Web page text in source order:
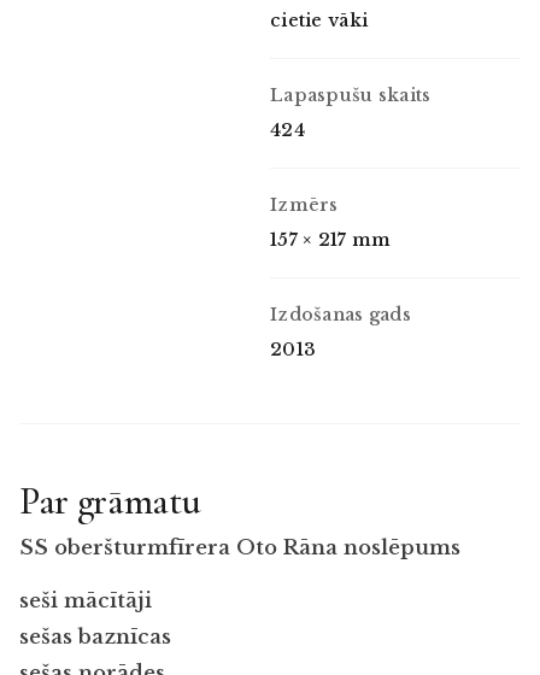
cietie vāki
Lapaspušu skaits
424
Izmērs
157 × 217 mm
Izdošanas gads
2013
Par grāmatu
SS oberšturmfīrera Oto Rāna noslēpums
seši mācītāji
sešas baznīcas